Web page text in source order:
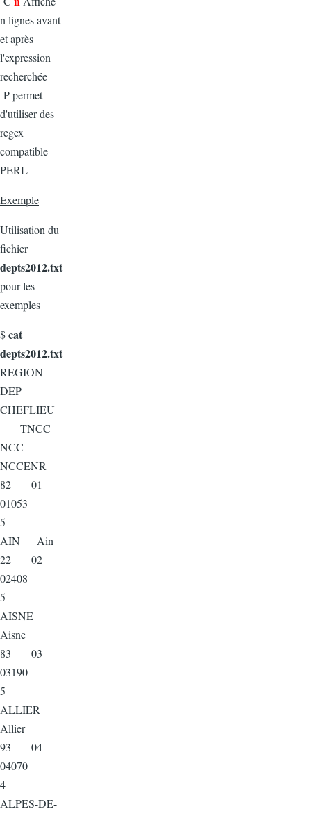
n lignes avant
et après
l'expression
recherchée
-P permet
d'utiliser des
regex
compatible
PERL
Exemple
Utilisation du
fichier
depts2012.txt
pour les
exemples
$cat
depts2012.txt
REGION
DEP
CHEFLIEU
TNCC
NCC
NCCENR
82 01
01053
5
AIN Ain
22 02
02408
5
AISNE
Aisne
83 03
03190
5
ALLIER
Allier
93 04
04070
4
ALPES-DE-